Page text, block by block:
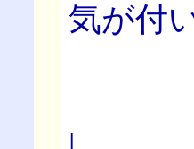
気が付
i|:!
|ﾘ